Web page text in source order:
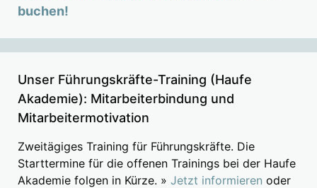
buchen!
Unser Führungskräfte-Training (Haufe
Akademie): Mitarbeiterbindung und
Mitarbeitermotivation
Zweitägiges Training für Führungskräfte. Die
Starttermine für die offenen Trainings bei der Haufe
Akademie folgen in Kürze. » Jetzt informieren oder